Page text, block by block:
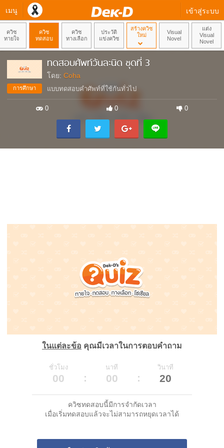
เมนู เข้าสู่ระบบ
ควิซ
ทายใจ
ควิซ
ทดสอบ
ควิซ
ทางเลือก
ประวัติ
แข่งควิซ
สร้างควิซ
ใหม่
Visual
Novel
แต่ง
Visual
Novel
การศึกษา
ทดสอบศัพท์วันละนิด ชุดที่ 3
โดย: Coha
แบบทดสอบคำศัพท์ที่ใช้กันทั่วไป
0 0 0
ในแต่ละข้อ คุณมีเวลาในการตอบคำถาม
ชั่วโมง นาที วินาที
00 00 20
ควิซทดสอบนี้มีการจำกัดเวลา
เมื่อเริ่มทดสอบแล้วจะไม่สามารถหยุดเวลาได้